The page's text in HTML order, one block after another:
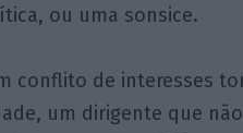
ou uma sonsice.
conflito de interesses
um dirigente que